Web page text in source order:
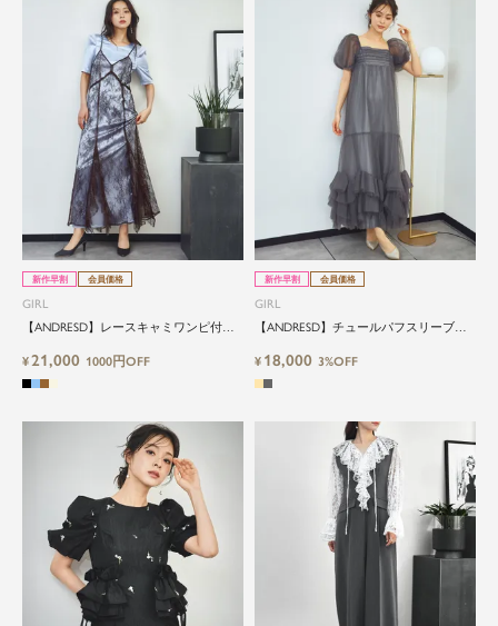
新作早割 会員価格
GIRL
【ANDRESD】レースキャミワンピ付き
ト
¥21,000 1000円OFF
新作早割 会員価格
GIRL
【ANDRESD】チュールパフスリーブ裾
¥ 18,000 3%OFF